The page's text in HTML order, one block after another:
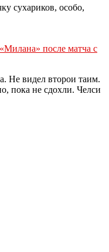
сухариков, особо,
после матча с
Не видел второи таим.
пока не сдохли. Челси